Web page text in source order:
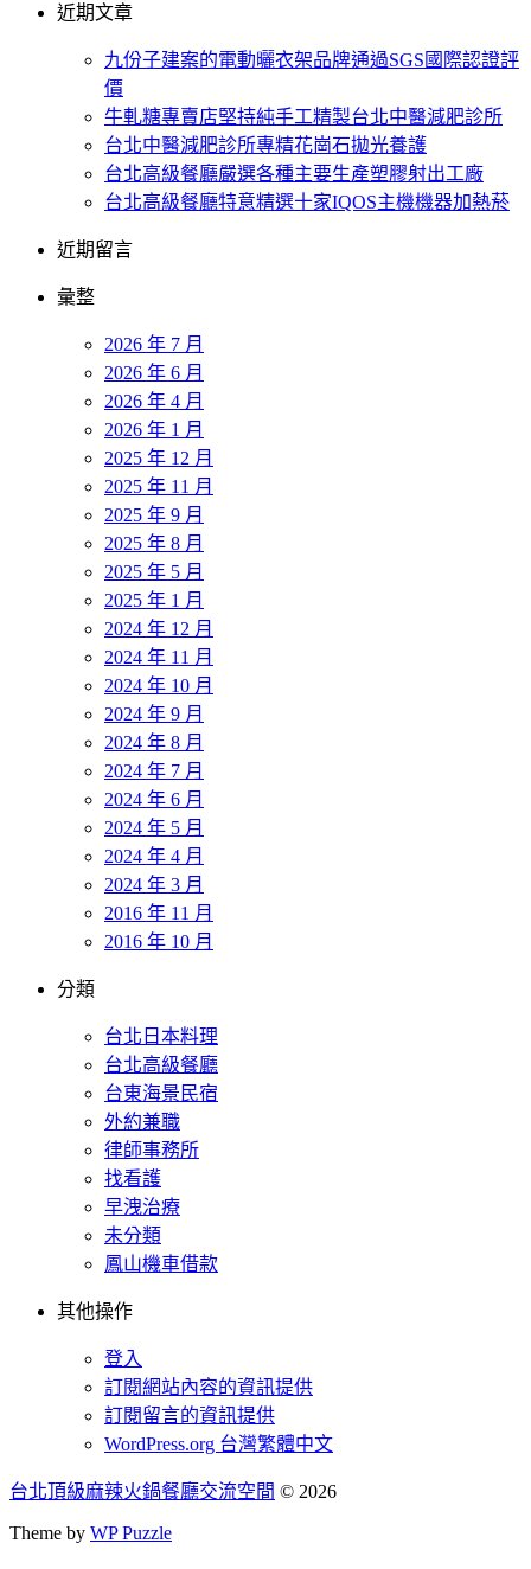
近期文章
九份子建案的電動曬衣架品牌通過SGS國際認證評
價
牛軋糖專賣店堅持純手工精製台北中醫減肥診所
台北中醫減肥診所專精花崗石拋光養護
台北高級餐廳嚴選各種主要生產塑膠射出工廠
台北高級餐廳特意精選十家IQOS主機機器加熱菸
近期留言
彙整
2026 年 7 月
2026 年 6 月
2026 年 4 月
2026 年 1 月
2025 年 12 月
2025 年 11 月
2025 年 9 月
2025 年 8 月
2025 年 5 月
2025 年 1 月
2024 年 12 月
2024 年 11 月
2024 年 10 月
2024 年 9 月
2024 年 8 月
2024 年 7 月
2024 年 6 月
2024 年 5 月
2024 年 4 月
2024 年 3 月
2016 年 11 月
2016 年 10 月
分類
台北日本料理
台北高級餐廳
台東海景民宿
外約兼職
律師事務所
找看護
早洩治療
未分類
鳳山機車借款
其他操作
登入
訂閱網站內容的資訊提供
訂閱留言的資訊提供
WordPress.org 台灣繁體中文
台北頂級麻辣火鍋餐廳交流空間 © 2026
Theme by WP Puzzle